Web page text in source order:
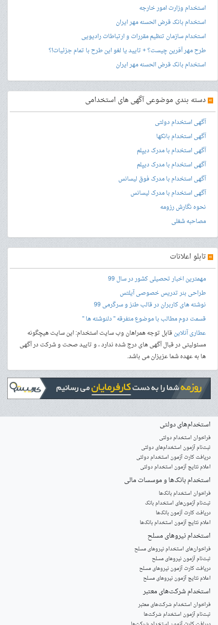
استخدام وزارت امور خارجه
استخدام بانک قرض الحسنه مهر ایران
استخدام سازمان تنظیم مقررات و ارتباطات رادیویی
طرح مهر آفرین چیست؟ + تایید یا لغو این طرح با تمام جزئیات!؟
استخدام بانک قرض الحسنه مهر ایران
» دسته بندی موضوعی آگهی های استخدامی
آگهی استخدام دولتی
آگهی استخدام بانکها
آگهی استخدام با مدرک دیپلم
آگهی استخدام با مدرک دیپلم
آگهی استخدام با مدرک فوق لیسانس
آگهی استخدام با مدرک لیسانس
نحوه نگارش رزومه
مصاحبه شغلی
» تابلو اعلانات
مهمترین اخبار تحصیلی کشور در سال 99
طراحی بنرتدریس خصوصی آیلتس
نوشته های کاربران در قالب طنز و سرگرمی 99
قسمت دوم مطالب با موضوع متفرقه " دلنوشته ها "
عطاری آنلاینقابل توجه همراهان وب سایت استخدام: این سایت هیچگونه
مسئولیتی در قبال آگهی های درج شده ندارد ، و تایید صحت و شرکت در آگهی
ها به عهده شما عزیزان می باشد.
استخدام‌های دولتی
فراخوان استخدام دولتی
ثبت‌نام آزمون‌ استخدام‌های دولتی
دریافت کارت آزمون استخدام دولتی
اعلام نتایج آزمون استخدام دولتی
استخدام‌ بانک‌ها و موسسات مالی
فراخوان استخدام بانک‌ها
‌ثبت‌نام آزمون‌های استخدام بانک
دریافت کارت آزمون بانک‌ها
اعلام نتایج آزمون استخدام بانک‌ها
استخدام‌ نیروهای مسلح
‌فراخوان‌های استخدام‌ نیروهای مسلح
ثبت‌نام آزمون نیروهای مسلح
دریافت کارت آزمون نیروهای مسلح
اعلام نتایج آزمون نیروهای مسلح
استخدام‌ شرکت‌های معتبر
فراخوان استخدام شرکت‌های معتبر
ثبت‌نام آزمون استخدام شرکت‌ها